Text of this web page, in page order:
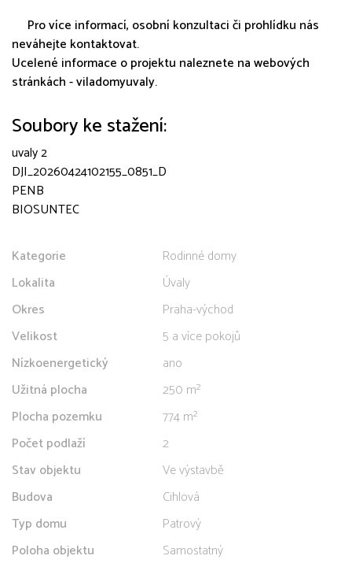
Pro více informací, osobní konzultaci či prohlídku nás
neváhejte kontaktovat.
Ucelené informace o projektu naleznete na webových
stránkách - viladomyuvaly.
Soubory ke stažení:
uvaly 2
DJI_20260424102155_0851_D
PENB
BIOSUNTEC
Kategorie
Rodinné domy
Lokalita
Úvaly
Okres
Praha-východ
Velikost
5 a více pokojů
Nízkoenergetický
ano
Užitná plocha
250 m²
Plocha pozemku
774 m²
Počet podlaží
2
Stav objektu
Ve výstavbě
Budova
Cihlová
Typ domu
Patrový
Poloha objektu
Samostatný